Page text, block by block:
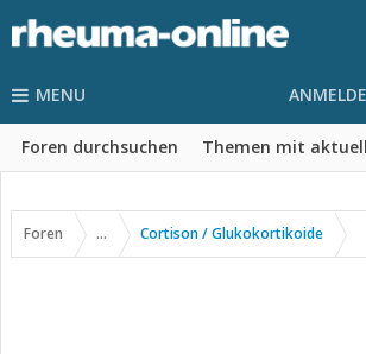
MENU
Foren durchsuchen Themen mit
Foren ... Cortison / Glukokortikoide